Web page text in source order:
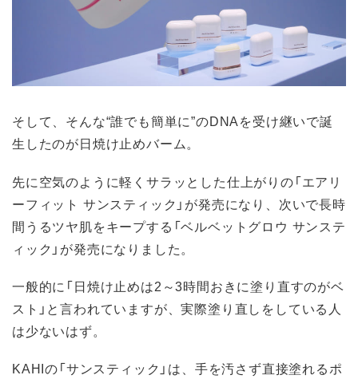
そして、そんな“誰でも簡単に”のDNAを受け継いで誕
生したのが日焼け止めバーム。
先に空気のように軽くサラッとした仕上がりの「エアリ
ーフィット サンスティック」が発売になり、次いで長時
間うるツヤ肌をキープする「ベルベットグロウ サンステ
ィック」が発売になりました。
一般的に「日焼け止めは2～3時間おきに塗り直すのがベ
スト」と言われていますが、実際塗り直しをしている人
は少ないはず。
KAHIの「サンスティック」は、手を汚さず直接塗れるポ